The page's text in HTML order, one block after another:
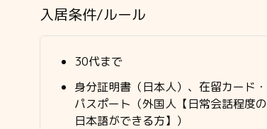
入居条件/ルール
30代まで
身分証明書（日本人）、在留カード・
パスポート（外国人【日常会話程度の
日本語ができる方】）